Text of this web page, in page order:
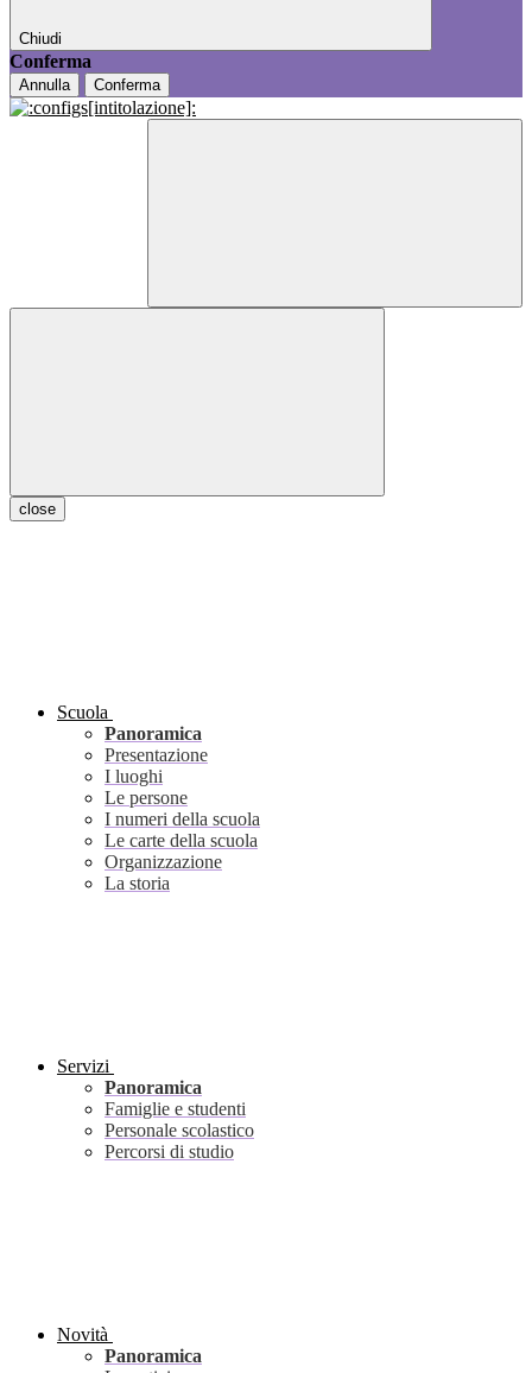
Chiudi
Conferma
Annulla Conferma
close
Scuola
Panoramica
Presentazione
I luoghi
Le persone
I numeri della scuola
Le carte della scuola
Organizzazione
La storia
Servizi
Panoramica
Famiglie e studenti
Personale scolastico
Percorsi di studio
Novità
Panoramica